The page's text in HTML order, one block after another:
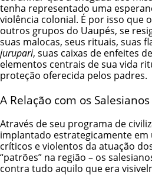
tenha representado uma
violência colonial. É por isso que
outros grupos do Uaupés, se
suas malocas, seus rituais, suas
jurupari, suas caixas de enfeites
elementos centrais de sua vida
proteção oferecida pelos padres.
A Relação com os Salesianos
Através de seu programa de
implantado estrategicamente
críticos e violentos da atuação
“patrões” na região – os
contra tudo aquilo que era